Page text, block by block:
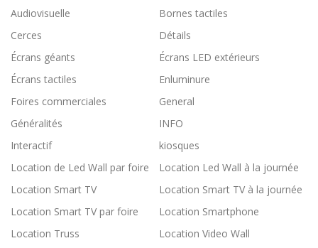
Audiovisuelle
Bornes tactiles
Cerces
Détails
Écrans géants
Écrans LED extérieurs
Écrans tactiles
Enluminure
Foires commerciales
General
Généralités
INFO
Interactif
kiosques
Location de Led Wall par foire
Location Led Wall à la journée
Location Smart TV
Location Smart TV à la journée
Location Smart TV par foire
Location Smartphone
Location Truss
Location Video Wall